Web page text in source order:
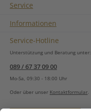
Service
Informationen
Service-Hotline
Unterstützung und Beratung unter:
089 / 67 37 09 00
Mo-Sa, 09:30 - 18:00 Uhr
Oder über unser Kontaktformular